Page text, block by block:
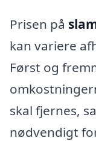
Prisen på
kan variere
Først og
skal fjernes,
nødvendigt